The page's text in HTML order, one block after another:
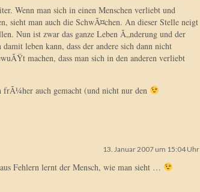
Wenn man sich in einen Menschen verliebt und
sieht man auch die SchwÃ¤chen. An dieser Stelle neigt
Nun ist zwar das ganze Leben Ã„nderung und der
leben kann, dass der andere sich dann nicht
machen, dass man sich in den anderen verliebt
frÃ¼her auch gemacht (und nicht nur den
13. Januar 2007 um 15:04 Uhr
Fehlern lernt der Mensch, wie man sieht …